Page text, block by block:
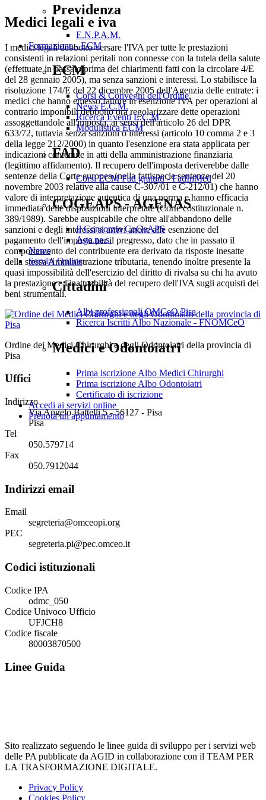
Previdenza
E.N.P.A.M.
Formazione - ECM
ECM
Corsi & Convegni dell'Ordine
News E.C.M.
Ricerca Eventi E.C.M.
Modulistica ECM
FAD
Corsi ECM Fad gratuiti - FadInMed
COGEAPS - AGENAS
Il Consorzio CoGeAPS
Age.na.s.
News
Servizi Online
Cittadini
Albi professionali OMCeO Pisa
Ricerca Iscritti Albo Nazionale - FNOMCeO
Medici e Odontoiatri
Prima iscrizione Albo Medici Chirurghi
Prima iscrizione Albo Odontoiatri
Certificato di iscrizione
Accedi ai servizi online
Prenota un appuntamento
Medici legali e iva
I medici legali debbono versare l'IVA per tutte le prestazioni
consistenti in relazioni peritali non connesse con la tutela della salute
(effettuate in passato prima dei chiarimenti fatti con la circolare 4/E
del 28 gennaio 2005), ma senza sanzioni e interessi. Lo stabilisce la
risoluzione 174/E del 22 dicembre 2005 dell'Agenzia delle entrate: i
medici che hanno emesso fatture in esenzione IVA per operazioni al
contrario imponibili debbono ora regolarizzare dette operazioni
assoggettandole all'imposta, ai sensi dell'articolo 26 del DPR
633/72, tuttavia senza sanzioni o interessi (articolo 10 comma 2 e 3
della legge 212/2000) in quanto l'esenzione era stata applicata per
indicazioni contenute in atti della amministrazione finanziaria
(legittimo affidamento). Il recupero dell'imposta deriverebbe dalle
sentenze della Corte europea (nella fattispecie sentenze del 20
novembre 2003 relative alla cause C-307/01 e C-212/01) che hanno
valore di interpretazione autentica di una norma e hanno efficacia
immediata delle disposizioni interpretate (Corte costituzionale n.
389/1989). Sarebbe auspicabile che oltre all'abbandono delle
sanzioni e degli interessi si arrivi anche alle esenzione del
pagamento dell'imposta per il pregresso, dato che in passato il
comportamento del contribuente era derivato da risposte inesatte
della stessa Amministrazione tributaria, tenendo inoltre presente la
quasi impossibilità dell'esercizio del diritto di rivalsa su chi ha avuto
la prestazione e l'inattuabilità del recupero dell'IVA sugli acquisti dei
beni strumentali.
Ordine dei Medici Chirurghi e degli Odontoiatri della provincia di
Pisa
Uffici
Indirizzo
Via Angelo Battelli 5 - 56127 - Pisa
Pisa
Tel
050.579714
Fax
050.7912044
Indirizzi email
Email
segreteria@omceopi.org
PEC
segreteria.pi@pec.omceo.it
Codici istituzionali
Codice IPA
odmc_050
Codice Univoco Ufficio
UFJCH8
Codice fiscale
80003870500
Linee Guida
Sito realizzato seguendo le linee guida di sviluppo per i servizi web
delle PA pubblicate da AGID in collaborazione con il TEAM PER
LA TRASFORMAZIONE DIGITALE.
Privacy Policy